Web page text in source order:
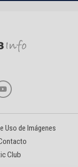
Uso de Imágenes
Club